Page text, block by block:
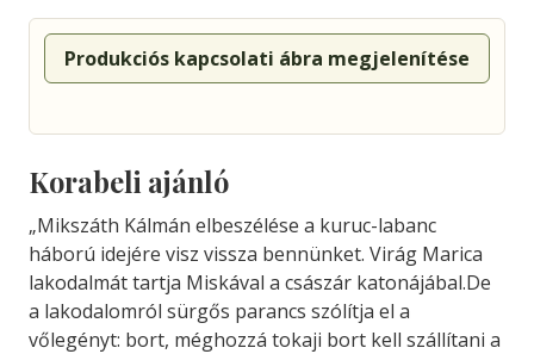
Produkciós kapcsolati ábra megjelenítése
Korabeli ajánló
„Mikszáth Kálmán elbeszélése a kuruc-labanc
háború idejére visz vissza bennünket. Virág Marica
lakodalmát tartja Miskával a császár katonájábal.De
a lakodalomról sürgős parancs szólítja el a
vőlegényt: bort, méghozzá tokaji bort kell szállítani a